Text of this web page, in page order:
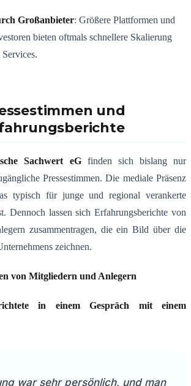
Großanbieter: Größere Plattformen und
bieten oftmals schnellere Skalierung
und
Sachwert eGfinden sich bislang nur
Pressestimmen. Die mediale Präsenz
typisch für junge und regional verankerte
Dennoch lassen sich Erfahrungsberichte von
zusammentragen, die ein Bild über die
zeichnen.
von Mitgliedern und Anlegern
in einem Gespräch mit einem
war sehr persönlich, und man